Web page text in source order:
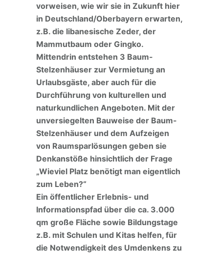
vorweisen, wie wir sie in Zukunft hier
in Deutschland/Oberbayern erwarten,
z.B. die libanesische Zeder, der
Mammutbaum oder Gingko.
Mittendrin entstehen 3 Baum-
Stelzenhäuser zur Vermietung an
Urlaubsgäste, aber auch für die
Durchführung von kulturellen und
naturkundlichen Angeboten. Mit der
unversiegelten Bauweise der Baum-
Stelzenhäuser und dem Aufzeigen
von Raumsparlösungen geben sie
Denkanstöße hinsichtlich der Frage
„Wieviel Platz benötigt man eigentlich
zum Leben?“
Ein öffentlicher Erlebnis- und
Informationspfad über die ca. 3.000
qm große Fläche sowie Bildungstage
z.B. mit Schulen und Kitas helfen, für
die Notwendigkeit des Umdenkens zu